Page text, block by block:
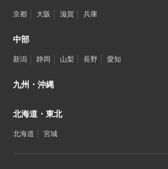
京都 大阪 滋賀 兵庫
中部
新潟 静岡 山梨 長野 愛知
九州・沖縄
北海道・東北
北海道 宮城